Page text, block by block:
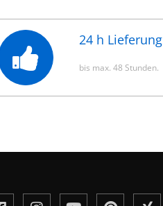
24 h Lieferung
bis max. 48 Stunden.